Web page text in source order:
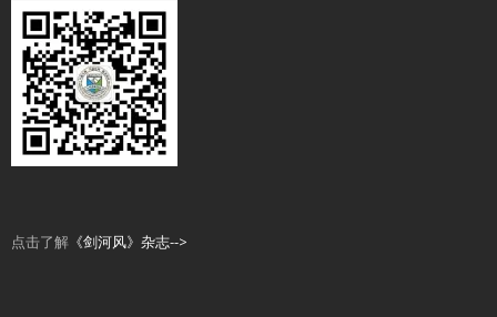
点击了解 《剑河风》杂志-->